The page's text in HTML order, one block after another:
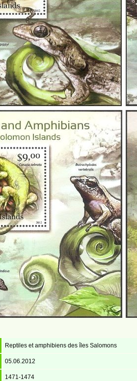
Reptiles et amphibiens des îles Salomons
05.06.2012
1471-1474